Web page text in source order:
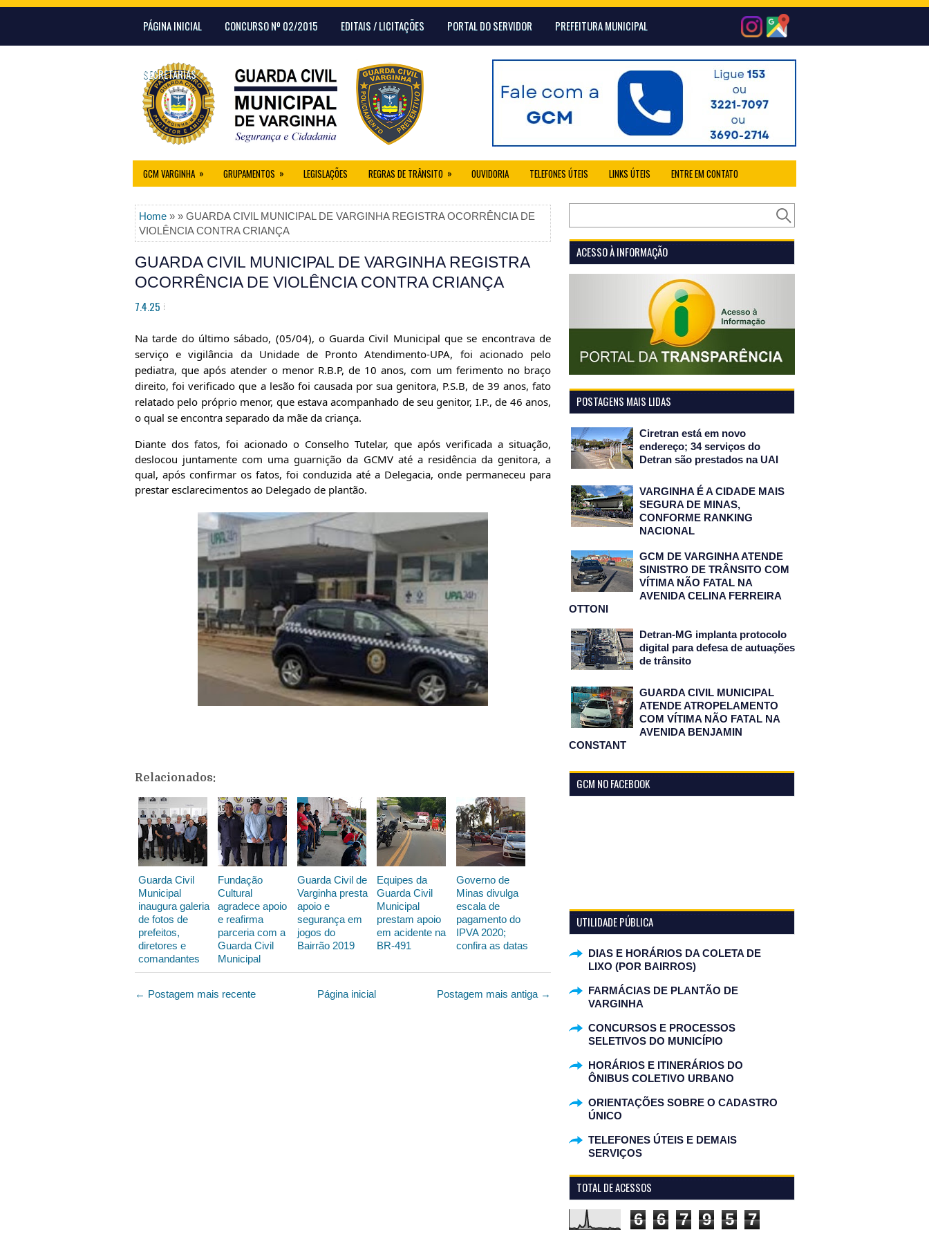
PÁGINA INICIAL CONCURSO Nº 02/2015 EDITAIS / LICITAÇÕES PORTAL DO SERVIDOR PREFEITURA MUNICIPAL
SECRETARIAS
GCM VARGINHA » GRUPAMENTOS » LEGISLAÇÕES REGRAS DE TRÂNSITO » OUVIDORIA TELEFONES ÚTEIS LINKS ÚTEIS ENTRE EM CONTATO
Home » » GUARDA CIVIL MUNICIPAL DE VARGINHA REGISTRA OCORRÊNCIA DE
VIOLÊNCIA CONTRA CRIANÇA
GUARDA CIVIL MUNICIPAL DE VARGINHA REGISTRA
OCORRÊNCIA DE VIOLÊNCIA CONTRA CRIANÇA
7.4.25
Na tarde do último sábado, (05/04), o Guarda Civil Municipal que se encontrava de
serviço e vigilância da Unidade de Pronto Atendimento-UPA, foi acionado pelo
pediatra, que após atender o menor R.B.P, de 10 anos, com um ferimento no braço
direito, foi verificado que a lesão foi causada por sua genitora, P.S.B, de 39 anos, fato
relatado pelo próprio menor, que estava acompanhado de seugenitor, I.P., de 46 anos,
o qual se encontra separado da mãe da criança.
Diante dos fatos, foi acionado o Conselho Tutelar, que após verificada a situação,
deslocou juntamente com uma guarnição da GCMV até a residência da genitora, a
qual, após confirmar os fatos, foi conduzida até a Delegacia, onde permaneceu para
prestar esclarecimentos ao Delegado de plantão.
Relacionados:
Guarda Civil
Municipal
inaugura galeria
de fotos de
prefeitos,
diretores e
comandantes
Fundação
Cultural
agradece apoio
e reafirma
parceria com a
Guarda Civil
Municipal
Guarda Civil de
Varginha presta
apoio e
segurança em
jogos do
Bairrão 2019
Equipes da
Guarda Civil
Municipal
prestam apoio
em acidente na
BR-491
Governo de
Minas divulga
escala de
pagamento do
IPVA 2020;
confira as datas
← Postagem mais recente Postagem mais antiga →
Página inicial
ACESSO À INFORMAÇÃO
POSTAGENS MAIS LIDAS
Ciretran está em novo
endereço; 34 serviços do
Detran são prestados na UAI
VARGINHA É A CIDADE MAIS
SEGURA DE MINAS,
CONFORME RANKING
NACIONAL
GCM DE VARGINHA ATENDE
SINISTRO DE TRÂNSITO COM
VÍTIMA NÃO FATAL NA
AVENIDA CELINA FERREIRA
OTTONI
Detran-MG implanta protocolo
digital para defesa de autuações
de trânsito
GUARDA CIVIL MUNICIPAL
ATENDE ATROPELAMENTO
COM VÍTIMA NÃO FATAL NA
AVENIDA BENJAMIN
CONSTANT
GCM NO FACEBOOK
UTILIDADE PÚBLICA
DIAS E HORÁRIOS DA COLETA DE
LIXO (POR BAIRROS)
FARMÁCIAS DE PLANTÃO DE
VARGINHA
CONCURSOS E PROCESSOS
SELETIVOS DO MUNICÍPIO
HORÁRIOS E ITINERÁRIOS DO
ÔNIBUS COLETIVO URBANO
ORIENTAÇÕES SOBRE O CADASTRO
ÚNICO
TELEFONES ÚTEIS E DEMAIS
SERVIÇOS
TOTAL DE ACESSOS
6 6 7 9 5 7